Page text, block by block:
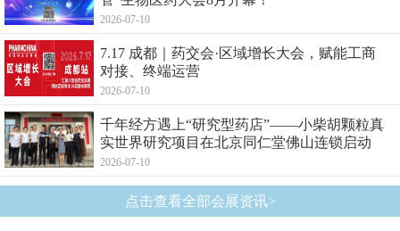
2026-07-10
7.17 成都｜药交会·区域增长大会，赋能工商
对接、终端运营
2026-07-10
千年经方遇上“研究型药店”——小柴胡颗粒真
实世界研究项目在北京同仁堂佛山连锁启动
2026-07-10
点击查看全部会展资讯>